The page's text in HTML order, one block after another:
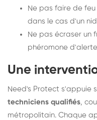
Ne pas faire de
dans le cas d'un
Ne pas écraser un
phéromone
Une
Need's Protect s'appuie
techniciens qualifiés,
métropolitain. Chaque